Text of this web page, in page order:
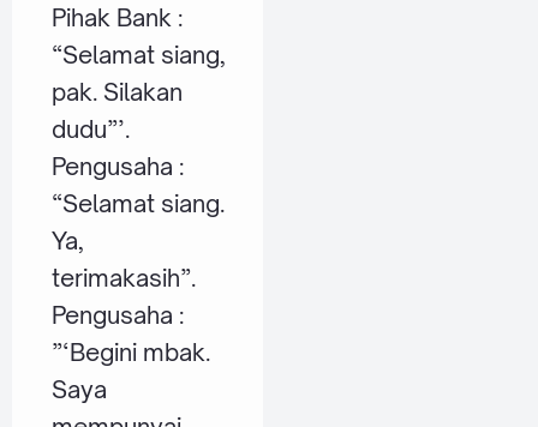
Pihak Bank :
“Selamat siang,
pak. Silakan
dudu”’.
Pengusaha :
“Selamat siang.
Ya,
terimakasih”.
Pengusaha :
”‘Begini mbak.
Saya